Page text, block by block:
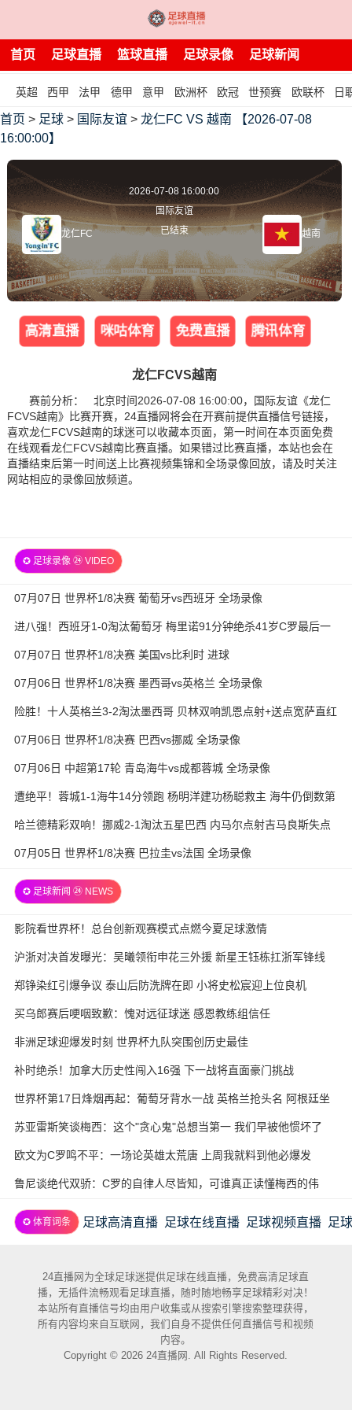
首页 足球直播 篮球直播 足球录像 足球新闻
英超 西甲 法甲 德甲 意甲 欧洲杯 欧冠 世预赛 欧联杯 日
首页 > 足球 > 国际友谊 > 龙仁FC VS 越南 【2026-07-08
16:00:00】
龙仁FC
2026-07-08 16:00:00
国际友谊
已结束
越南
高清直播 咪咕体育 免费直播 腾讯体育
龙仁FCVS越南
赛前分析： 北京时间2026-07-08 16:00:00，国际友谊《龙仁
FCVS越南》比赛开赛，24直播网将会在开赛前提供直播信号链接，
喜欢龙仁FCVS越南的球迷可以收藏本页面，第一时间在本页面免费
在线观看龙仁FCVS越南比赛直播。如果错过比赛直播，本站也会在
直播结束后第一时间送上比赛视频集锦和全场录像回放，请及时关注
网站相应的录像回放频道。
✪ 足球录像 ㉔ VIDEO
07月07日 世界杯1/8决赛 葡萄牙vs西班牙 全场录像
进八强！西班牙1-0淘汰葡萄牙 梅里诺91分钟绝杀41岁C罗最后一
07月07日 世界杯1/8决赛 美国vs比利时 进球
07月06日 世界杯1/8决赛 墨西哥vs英格兰 全场录像
险胜！十人英格兰3-2淘汰墨西哥 贝林双响凯恩点射+送点宽萨直红
07月06日 世界杯1/8决赛 巴西vs挪威 全场录像
07月06日 中超第17轮 青岛海牛vs成都蓉城 全场录像
遭绝平！蓉城1-1海牛14分领跑 杨明洋建功杨聪救主 海牛仍倒数第
哈兰德精彩双响！挪威2-1淘汰五星巴西 内马尔点射吉马良斯失点
07月05日 世界杯1/8决赛 巴拉圭vs法国 全场录像
✪ 足球新闻 ㉔ NEWS
影院看世界杯！总台创新观赛模式点燃今夏足球激情
沪浙对决首发曝光：吴曦领衔申花三外援 新星王钰栋扛浙军锋线
郑铮染红引爆争议 泰山后防洗牌在即 小将史松宸迎上位良机
买乌郎赛后哽咽致歉：愧对远征球迷 感恩教练组信任
非洲足球迎爆发时刻 世界杯九队突围创历史最佳
补时绝杀！加拿大历史性闯入16强 下一战将直面豪门挑战
世界杯第17日烽烟再起：葡萄牙背水一战 英格兰抢头名 阿根廷坐
收渔利
苏亚雷斯笑谈梅西：这个"贪心鬼"总想当第一 我们早被他惯坏了
欧文为C罗鸣不平：一场论英雄太荒唐 上周我就料到他必爆发
鲁尼谈绝代双骄：C罗的自律人尽皆知，可谁真正读懂梅西的伟
✪ 体育词条 足球高清直播 足球在线直播 足球视频直播 足
24直播网为全球足球迷提供足球在线直播，免费高清足球直
播，无插件流畅观看足球直播，随时随地畅享足球精彩对决！
本站所有直播信号均由用户收集或从搜索引擎搜索整理获得，
所有内容均来自互联网，我们自身不提供任何直播信号和视频
内容。
Copyright © 2026 24直播网. All Rights Reserved.